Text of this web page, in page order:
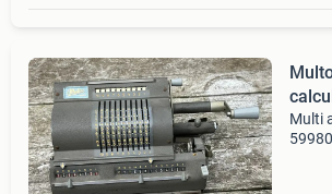
Multi
59980